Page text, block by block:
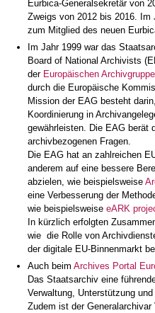
Eurbica-Generalsekretär von
Zweigs von 2012 bis 2016. Im
zum Mitglied des neuen
Im Jahr 1999 war das
Board of National Archivists
der Europäischen Archivgruppe
durch die Europäische
Mission der EAG besteht
Koordinierung in
gewährleisten. Die EAG berät
archivbezogenen Fragen.
Die EAG hat an zahlreichen
anderem auf eine bessere
abzielen, wie beispielsweise
eine Verbesserung der
wie beispielsweise eARK
In kürzlich erfolgten
wie die Rolle von
der digitale EU-Binnenmarkt
Auch beim Archives Portal
Das Staatsarchiv eine
Verwaltung, Unterstützung
Zudem ist der